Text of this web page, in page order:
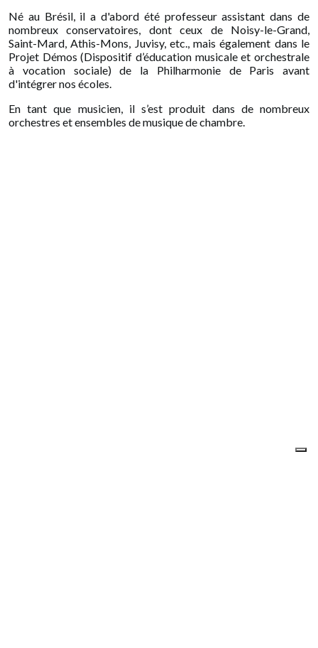
Né au Brésil, il a d'abord été professeur assistant dans de
nombreux conservatoires, dont ceux de Noisy-le-Grand,
Saint-Mard, Athis-Mons, Juvisy, etc., mais également dans le
Projet Démos (Dispositif d’éducation musicale et orchestrale
à vocation sociale) de la Philharmonie de Paris avant
d'intégrer nos écoles.
En tant que musicien, il s’est produit dans de nombreux
orchestres et ensembles de musique de chambre.